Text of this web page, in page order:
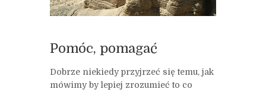
Pomóc, pomagać
Dobrze niekiedy przyjrzeć się temu, jak
mówimy by lepiej zrozumieć to co